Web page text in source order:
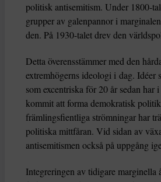
politisk antisemitism. Under 1800-
grupper av galenpannor i
den. På 1930-talet drev den
Detta överensstämmer med den
extremhögerns ideologi i dag. Idéer
som excentriska för 20 år sedan har
kommit att forma demokratisk
främlingsfientliga strömningar har
politiska mittfåran. Vid sidan av
antisemitismen också på uppgång
Integreringen av tidigare marginella